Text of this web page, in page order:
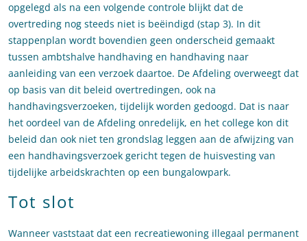
opgelegd als na een volgende controle blijkt dat de
overtreding nog steeds niet is beëindigd (stap 3). In dit
stappenplan wordt bovendien geen onderscheid gemaakt
tussen ambtshalve handhaving en handhaving naar
aanleiding van een verzoek daartoe. De Afdeling overweegt dat
op basis van dit beleid overtredingen, ook na
handhavingsverzoeken, tijdelijk worden gedoogd. Dat is naar
het oordeel van de Afdeling onredelijk, en het college kon dit
beleid dan ook niet ten grondslag leggen aan de afwijzing van
een handhavingsverzoek gericht tegen de huisvesting van
tijdelijke arbeidskrachten op een bungalowpark.
Tot slot
Wanneer vaststaat dat een recreatiewoning illegaal permanent